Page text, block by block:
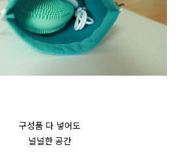
구성품 다 넣어도
널널한 공간